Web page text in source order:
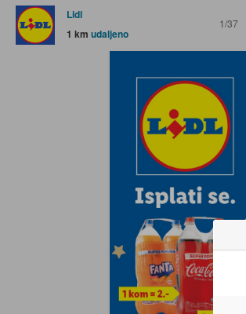
Lidl
1 km udaljeno
1/37